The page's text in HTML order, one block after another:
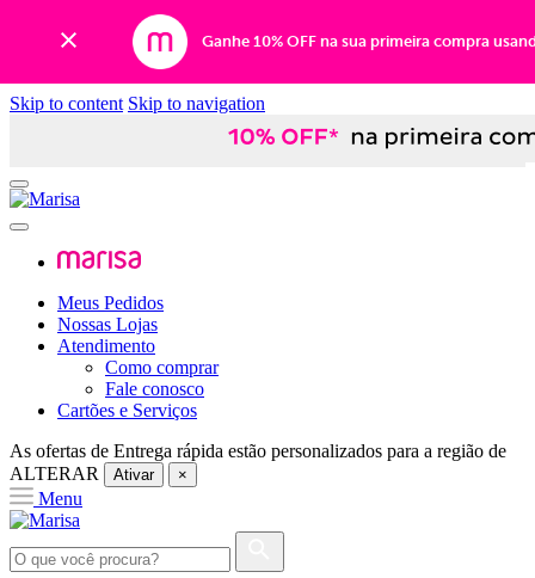
Ganhe 10% OFF na sua primeira compra
Skip to content Skip to navigation
Meus Pedidos
Nossas Lojas
Atendimento
Como comprar
Fale conosco
Cartões e Serviços
As ofertas de Entrega rápida estão personalizados para a região de
ALTERAR
Ativar ×
Menu